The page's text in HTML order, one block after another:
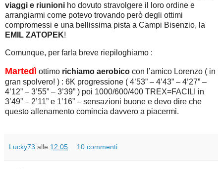
viaggi e riunioni ho dovuto stravolgere il loro ordine e
arrangiarmi come potevo trovando però degli ottimi
compromessi e una bellissima pista a Campi Bisenzio, la
EMIL ZATOPEK!
Comunque, per farla breve riepiloghiamo :
Martedì ottimo richiamo aerobico con l’amico Lorenzo ( in
gran spolvero! ) : 6K progressione ( 4’53” – 4’43” – 4’27” –
4’12” – 3’55” – 3’39” ) poi 1000/600/400 TREX=FACILI in
3’49” – 2’11” e 1’16” – sensazioni buone e devo dire che
questo allenamento comincia davvero a piacermi.
Lucky73 alle 12:05 10 commenti: